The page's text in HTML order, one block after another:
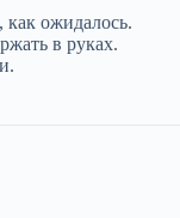
как ожидалось.
в руках.